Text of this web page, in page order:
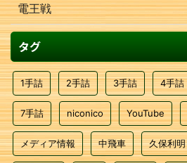
電王戦
タグ
1手詰 2手詰 3手詰 4手詰
7手詰 niconico YouTube
メディア情報 中飛車 久保利明